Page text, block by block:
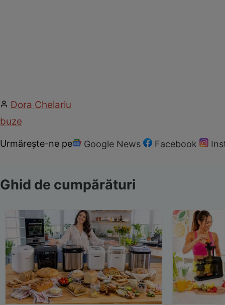
Dora Chelariu
buze
Urmărește-ne pe Google News Facebook
Ghid de cumpărături